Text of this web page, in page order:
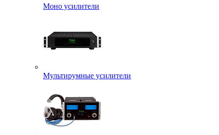
Моно усилители
Мультирумные усилители